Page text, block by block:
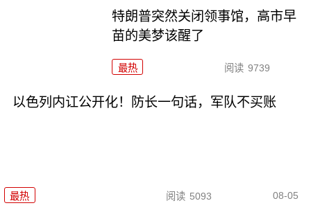
特朗普突然关闭领事馆，高市早
苗的美梦该醒了
最热 阅读 9739
以色列内讧公开化！防长一句话，军队不买账
最热 阅读 5093 08-05